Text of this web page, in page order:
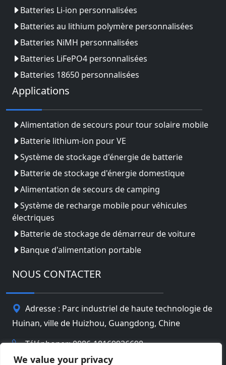
We value your privacy
Batteries Li-ion personnalisées
Batteries au lithium polymère personnalisées
Batteries NiMH personnalisées
Batteries LiFePO4 personnalisées
Batteries 18650 personnalisées
Applications
Alimentation de secours pour tour solaire mobile
Batterie lithium-ion pour VE
Système de stockage d'énergie de batterie
Batterie de stockage d'énergie domestique
Alimentation de secours de camping
Système de recharge mobile pour véhicules
électriques
Batterie de stockage de démarreur de voiture
Banque d'alimentation portable
NOUS CONTACTER
Adresse : Parc industriel de haute technologie de
Huinan, ville de Huizhou, Guangdong, Chine
Téléphoner: 0086-18169936698